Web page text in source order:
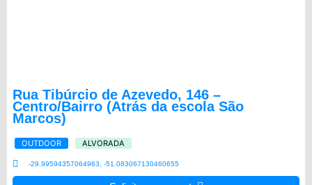
Rua Tibúrcio de Azevedo, 146 –
Centro/Bairro (Atrás da escola São
Marcos)
OUTDOOR ALVORADA
-29.99594357064963, -51.083067130460655